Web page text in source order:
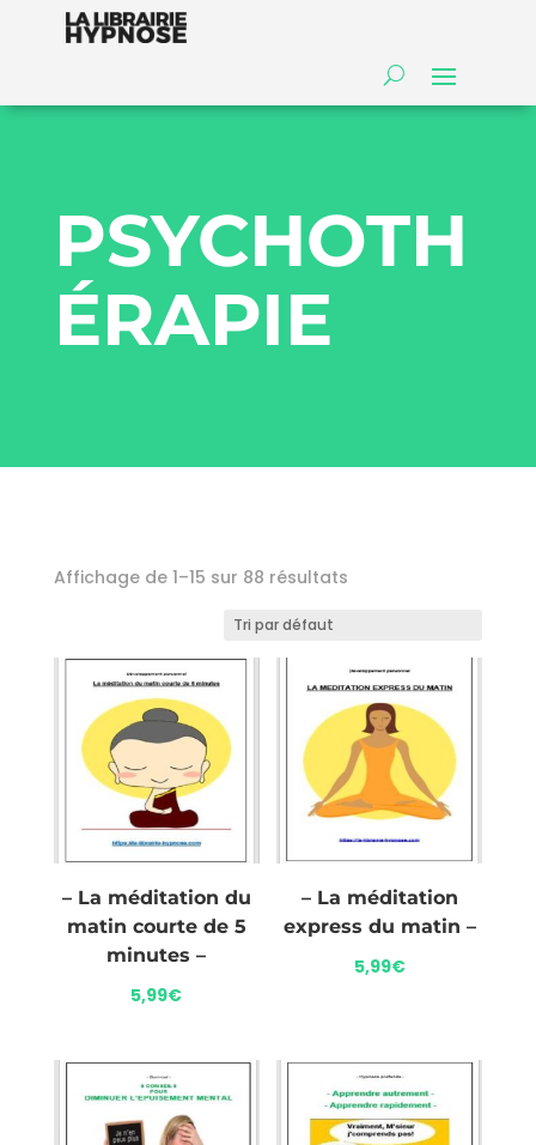
PSYCHOTH
ÉRAPIE
Affichage de 1–15 sur 88 résultats
– La méditation du
matin courte de 5
minutes –
5,99€
– La méditation
express du matin –
5,99€